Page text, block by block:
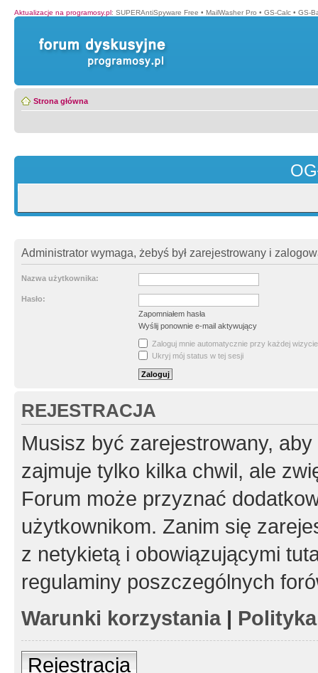
Aktualizacje na programosy.pl: SUPERAntiSpyware Free • MailWasher Pro • GS-Calc • GS-
Strona główna
Administrator wymaga, żebyś był zarejestrowany i
Nazwa użytkownika:
Hasło:
Zapomniałem hasła
Wyślij ponownie e-mail aktywujący
Zaloguj mnie automatycznie przy każdej wizycie
Ukryj mój status w tej sesji
REJESTRACJA
Musisz być zarejestrowany,
zajmuje tylko kilka chwil, ale
Forum może przyznać
użytkownikom. Zanim się
z netykietą i obowiązującymi
regulaminy poszczególnych
Warunki korzystania|
Rejestracja